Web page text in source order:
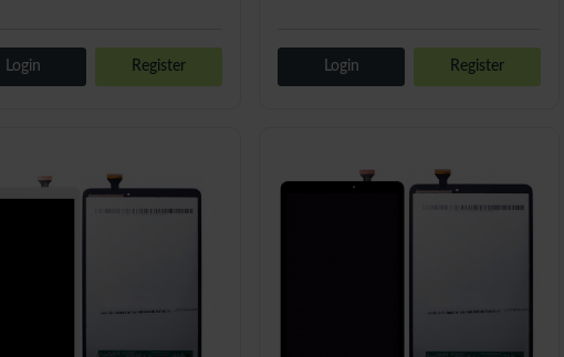
Login Register Login Register